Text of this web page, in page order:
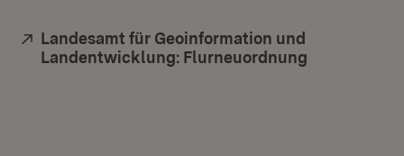
Extern:
Landesamt für Geoinformation und
Landentwicklung: Flurneuordnung